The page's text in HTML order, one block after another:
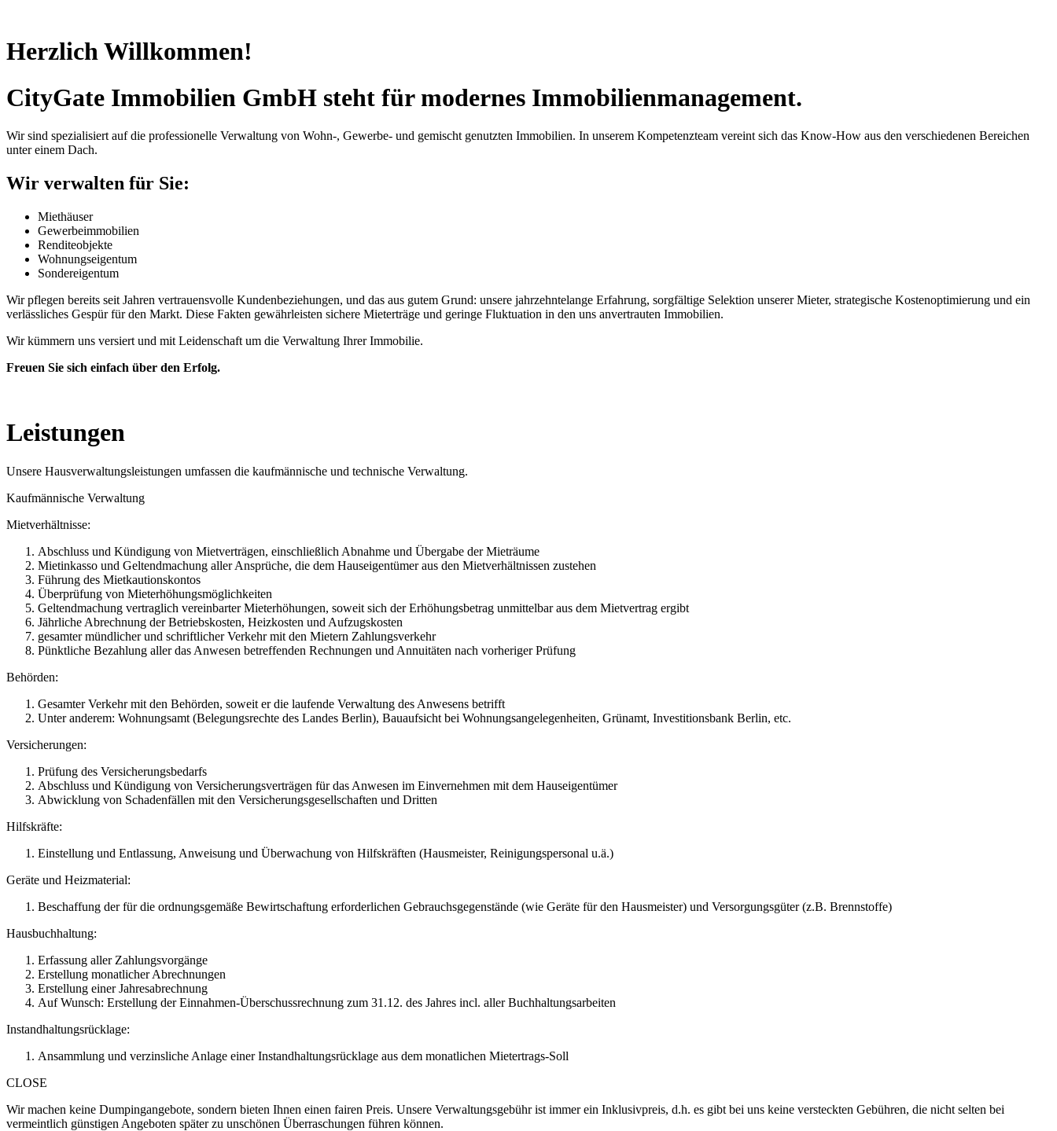
Herzlich Willkommen!
CityGate Immobilien GmbH steht für modernes Immobilienmanagement.
Wir sind spezialisiert auf die professionelle Verwaltung von Wohn-, Gewerbe- und gemischt genutzten Immobilien. In unserem Kompetenzteam vereint sich das Know-How aus den verschiedenen Bereichen
unter einem Dach.
Wir verwalten für Sie:
Miethäuser
Gewerbeimmobilien
Renditeobjekte
Wohnungseigentum
Sondereigentum
Wir pflegen bereits seit Jahren vertrauensvolle Kundenbeziehungen, und das aus gutem Grund: unsere jahrzehntelange Erfahrung, sorgfältige Selektion unserer Mieter, strategische Kostenoptimierung und ein
verlässliches Gespür für den Markt. Diese Fakten gewährleisten sichere Mieterträge und geringe Fluktuation in den uns anvertrauten Immobilien.
Wir kümmern uns versiert und mit Leidenschaft um die Verwaltung Ihrer Immobilie.
Freuen Sie sich einfach über den Erfolg.
Leistungen
Unsere Hausverwaltungsleistungen umfassen die kaufmännische und technische Verwaltung.
Kaufmännische Verwaltung
Mietverhältnisse:
Abschluss und Kündigung von Mietverträgen, einschließlich Abnahme und Übergabe der Mieträume
Mietinkasso und Geltendmachung aller Ansprüche, die dem Hauseigentümer aus den Mietverhältnissen zustehen
Führung des Mietkautionskontos
Überprüfung von Mieterhöhungsmöglichkeiten
Geltendmachung vertraglich vereinbarter Mieterhöhungen, soweit sich der Erhöhungsbetrag unmittelbar aus dem Mietvertrag ergibt
Jährliche Abrechnung der Betriebskosten, Heizkosten und Aufzugskosten
gesamter mündlicher und schriftlicher Verkehr mit den Mietern Zahlungsverkehr
Pünktliche Bezahlung aller das Anwesen betreffenden Rechnungen und Annuitäten nach vorheriger Prüfung
Behörden:
Gesamter Verkehr mit den Behörden, soweit er die laufende Verwaltung des Anwesens betrifft
Unter anderem: Wohnungsamt (Belegungsrechte des Landes Berlin), Bauaufsicht bei Wohnungsangelegenheiten, Grünamt, Investitionsbank Berlin, etc.
Versicherungen:
Prüfung des Versicherungsbedarfs
Abschluss und Kündigung von Versicherungsverträgen für das Anwesen im Einvernehmen mit dem Hauseigentümer
Abwicklung von Schadenfällen mit den Versicherungsgesellschaften und Dritten
Hilfskräfte:
Einstellung und Entlassung, Anweisung und Überwachung von Hilfskräften (Hausmeister, Reinigungspersonal u.ä.)
Geräte und Heizmaterial:
Beschaffung der für die ordnungsgemäße Bewirtschaftung erforderlichen Gebrauchsgegenstände (wie Geräte für den Hausmeister) und Versorgungsgüter (z.B. Brennstoffe)
Hausbuchhaltung:
Erfassung aller Zahlungsvorgänge
Erstellung monatlicher Abrechnungen
Erstellung einer Jahresabrechnung
Auf Wunsch: Erstellung der Einnahmen-Überschussrechnung zum 31.12. des Jahres incl. aller Buchhaltungsarbeiten
Instandhaltungsrücklage:
Ansammlung und verzinsliche Anlage einer Instandhaltungsrücklage aus dem monatlichen Mietertrags-Soll
CLOSE
Wir machen keine Dumpingangebote, sondern bieten Ihnen einen fairen Preis. Unsere Verwaltungsgebühr ist immer ein Inklusivpreis, d.h. es gibt bei uns keine versteckten Gebühren, die nicht selten bei
vermeintlich günstigen Angeboten später zu unschönen Überraschungen führen können.